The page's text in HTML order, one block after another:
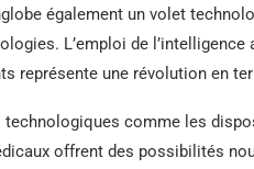
également un volet
L’emploi de
représente une révolution en
technologiques comme les
offrent des possibilités